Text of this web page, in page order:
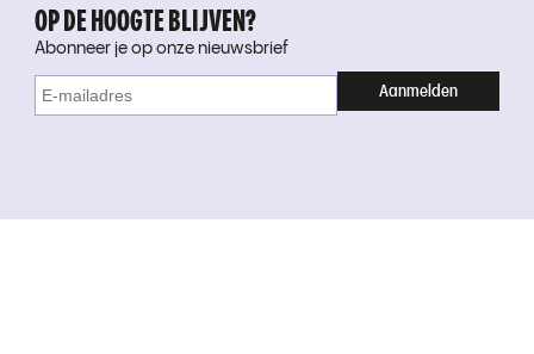
OP DE HOOGTE BLIJVEN?
Abonneer je op onze nieuwsbrief